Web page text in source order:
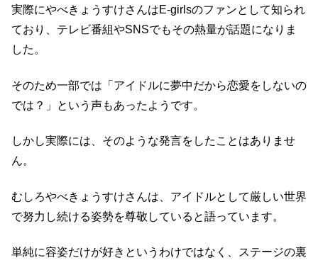
実際にやべきょうすけさんはE-girlsのファンとして知られ
ており、テレビ番組やSNSでもその熱量が話題になりま
した。
そのため一部では「アイドルに夢中だから恋愛をしないの
では？」という声もあったようです。
しかし実際には、そのような発言をしたことはありませ
ん。
むしろやべきょうすけさんは、アイドルとして厳しい世界
で努力し続ける姿勢を尊敬していると語っています。
単純に容姿だけが好きというわけではなく、ステージの裏